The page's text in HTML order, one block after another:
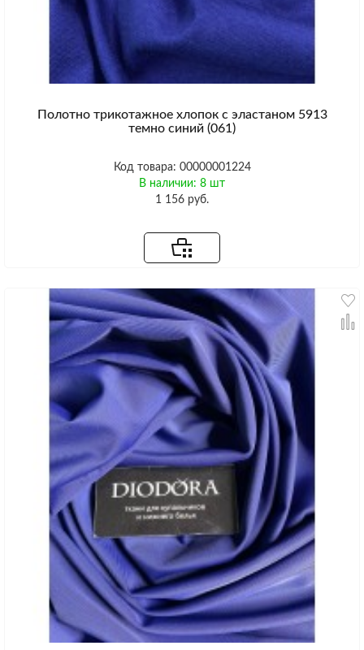
Полотно трикотажное хлопок с эластаном 5913
темно синий (061)
Код товара: 00000001224
В наличии: 8 шт
1 156 руб.